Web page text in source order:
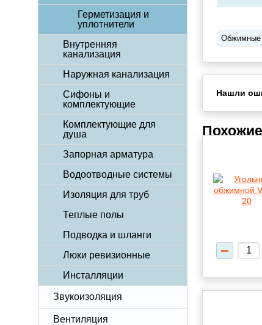
Герметизация и
уплотнители
Внутренняя
канализация
Наружная канализация
Сифоны и
комплектующие
Комплектующие для
душа
Запорная арматура
Водоотводные системы
Изоляция для труб
Теплые полы
Подводка и шланги
Люки ревизионные
Инсталляции
Звукоизоляция
Вентиляция
Обжимные
Нашли